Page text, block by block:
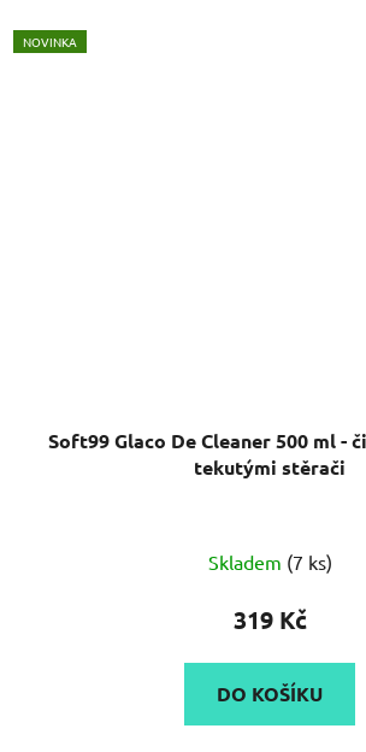
NOVINKA
Soft99 Glaco De Cleaner 500 ml -
tekutými stěrači
Skladem (7 ks)
319 Kč
DO KOŠÍKU